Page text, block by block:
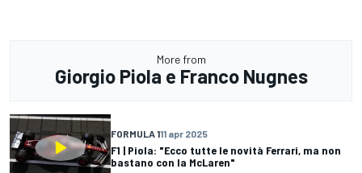
More from
Giorgio Piola e Franco Nugnes
FORMULA 111 apr 2025
F1 | Piola: "Ecco tutte le novità Ferrari, ma non
bastano con la McLaren"